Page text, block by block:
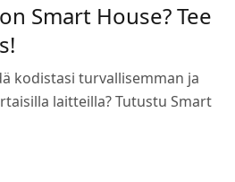
Smart House? Tee
kodistasi turvallisemman ja
laitteilla? Tutustu Smart